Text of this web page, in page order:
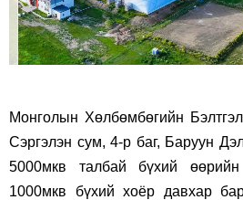
Монголын Хөлбөмбөгийн
Сэргэлэн сум, 4-р баг, Баруун
5000мкв талбай бүхий
1000мкв бүхий хоёр давхар